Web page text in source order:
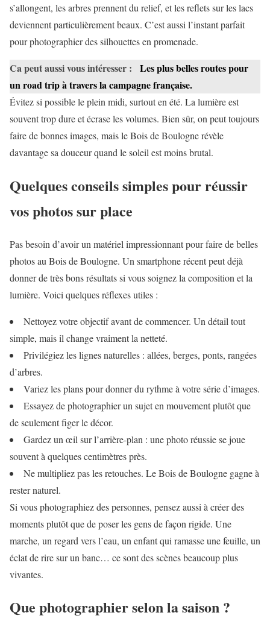
s’allongent, les arbres prennent du relief, et les reflets sur les lacs
deviennent particulièrement beaux. C’est aussi l’instant parfait
pour photographier des silhouettes en promenade.
Ca peut aussi vous intéresser :
Les plus belles routes pour
un road trip à travers la campagne française.
Évitez si possible le plein midi, surtout en été. La lumière est
souvent trop dure et écrase les volumes. Bien sûr, on peut toujours
faire de bonnes images, mais le Bois de Boulogne révèle
davantage sa douceur quand le soleil est moins brutal.
Quelques conseils simples pour réussir
vos photos sur place
Pas besoin d’avoir un matériel impressionnant pour faire de belles
photos au Bois de Boulogne. Un smartphone récent peut déjà
donner de très bons résultats si vous soignez la composition et la
lumière. Voici quelques réflexes utiles :
Nettoyez votre objectif avant de commencer. Un détail tout
simple, mais il change vraiment la netteté.
Privilégiez les lignes naturelles : allées, berges, ponts, rangées
d’arbres.
Variez les plans pour donner du rythme à votre série d’images.
Essayez de photographier un sujet en mouvement plutôt que
de seulement figer le décor.
Gardez un œil sur l’arrière-plan : une photo réussie se joue
souvent à quelques centimètres près.
Ne multipliez pas les retouches. Le Bois de Boulogne gagne à
rester naturel.
Si vous photographiez des personnes, pensez aussi à créer des
moments plutôt que de poser les gens de façon rigide. Une
marche, un regard vers l’eau, un enfant qui ramasse une feuille, un
éclat de rire sur un banc… ce sont des scènes beaucoup plus
vivantes.
Que photographier selon la saison ?